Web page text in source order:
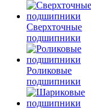
Сверхточные
подшипники
Роликовые
подшипники